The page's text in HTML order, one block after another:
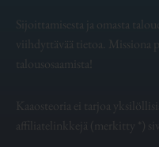
Sijoittamisesta ja omasta
viihdyttävää tietoa. Missiona
talousosaamista!
Kaaosteoria ei tarjoa
affiliatelinkkejä (merkitty *)